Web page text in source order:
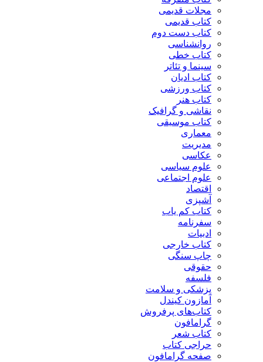
مجلات قدیمی
کتاب قدیمی
کتاب دست دوم
روانشناسی
کتاب خطی
سینما و تئاتر
کتاب ادیان
کتاب ورزشی
کتاب هنر
نقاشی و گرافیک
کتاب موسیقی
معماری
مدیریت
عکاسی
علوم سیاسی
علوم اجتماعی
اقتصاد
آشپزی
کتاب کم یاب
سفرنامه
ادبیات
کتاب خارجی
چاپ سنگی
حقوقی
فلسفه
پزشکی و سلامت
آمازون کیندل
کتاب‌های پرفروش
گرامافون
کتاب شعر
حراجی کتاب
صفحه گرامافون